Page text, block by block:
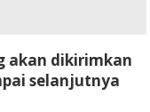
akan dikirimkan
selanjutnya